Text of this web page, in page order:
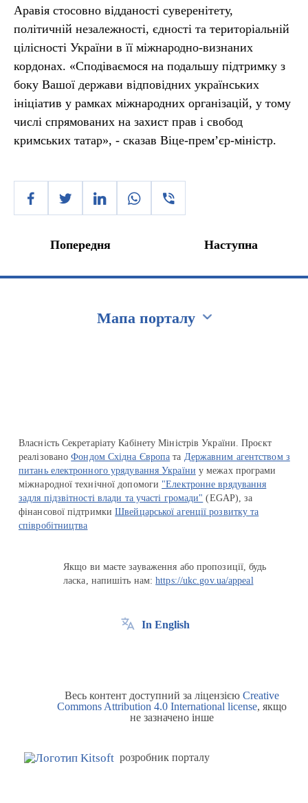
Аравія стосовно відданості суверенітету,
політичній незалежності, єдності та територіальній
цілісності України в її міжнародно-визнаних
кордонах. «Сподіваємося на подальшу підтримку з
боку Вашої держави відповідних українських
ініціатив у рамках міжнародних організацій, у тому
числі спрямованих на захист прав і свобод
кримських татар», - сказав Віце-прем’єр-міністр.
Попередня Наступна
Мапа порталу
Власність Секретаріату Кабінету Міністрів України. Проєкт
реалізованоФондом Східна Європа та Державним агентством з
питань електронного урядування України у межах програми
міжнародної технічної допомоги "Електронне врядування
задля підзвітності влади та участі громади" (EGAP), за
фінансової підтримкиШвейцарської агенції розвитку та
співробітництва
Якщо ви маєте зауваження або пропозиції, будь
ласка, напишіть нам:https://ukc.gov.ua/appeal
In English
Весь контент доступний за ліцензією Creative
Commons Attribution 4.0 International license, якщо
не зазначено інше
розробник порталу